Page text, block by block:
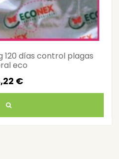
120 días control plagas
eco
€